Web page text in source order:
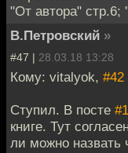
"От автора" стр.6;
В.Петровский »
#47 | 28.03.18 13:28
Кому: vitalyok, #42
Ступил. В посте
книге. Тут
ли можно назвать